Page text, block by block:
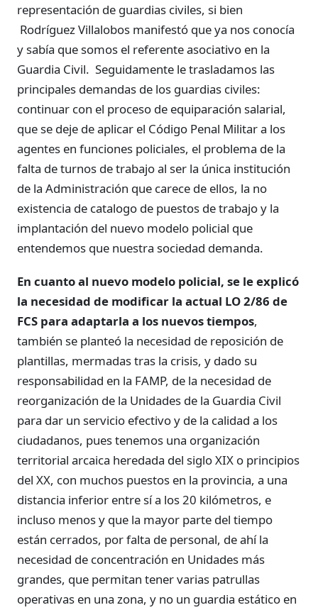
representación de guardias civiles, si bien
Rodríguez Villalobos manifestó que ya nos conocía
y sabía que somos el referente asociativo en la
Guardia Civil. Seguidamente le trasladamos las
principales demandas de los guardias civiles:
continuar con el proceso de equiparación salarial,
que se deje de aplicar el Código Penal Militar a los
agentes en funciones policiales, el problema de la
falta de turnos de trabajo al ser la única institución
de la Administración que carece de ellos, la no
existencia de catalogo de puestos de trabajo y la
implantación del nuevo modelo policial que
entendemos que nuestra sociedad demanda.
En cuanto al nuevo modelo policial, se le explicó
la necesidad de modificar la actual LO 2/86 de
FCS para adaptarla a los nuevos tiempos,
también se planteó la necesidad de reposición de
plantillas, mermadas tras la crisis, y dado su
responsabilidad en la FAMP, de la necesidad de
reorganización de la Unidades de la Guardia Civil
para dar un servicio efectivo y de la calidad a los
ciudadanos, pues tenemos una organización
territorial arcaica heredada del siglo XIX o principios
del XX, con muchos puestos en la provincia, a una
distancia inferior entre sí a los 20 kilómetros, e
incluso menos y que la mayor parte del tiempo
están cerrados, por falta de personal, de ahí la
necesidad de concentración en Unidades más
grandes, que permitan tener varias patrullas
operativas en una zona, y no un guardia estático en